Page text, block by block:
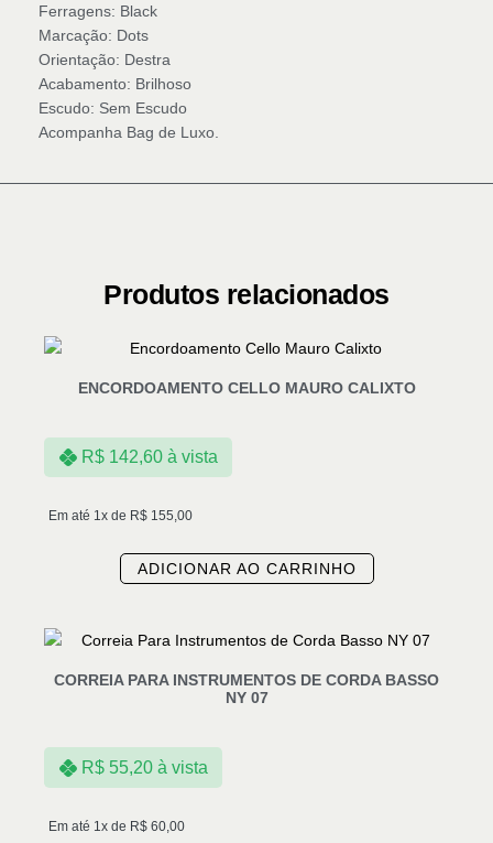
Ferragens: Black
Marcação: Dots
Orientação: Destra
Acabamento: Brilhoso
Escudo: Sem Escudo
Acompanha Bag de Luxo.
Produtos relacionados
ENCORDOAMENTO CELLO MAURO CALIXTO
Em até 1x de R$ 155,00
R$142,60 à vista
ADICIONAR AO CARRINHO
CORREIA PARA INSTRUMENTOS DE CORDA BASSO
NY 07
Em até 1x de R$ 60,00
R$55,20 à vista